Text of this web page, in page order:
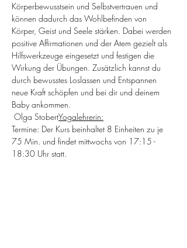
Körperbewusstsein und Selbstvertrauen und
können dadurch das Wohlbefinden von
Körper, Geist und Seele stärken. Dabei werden
positive Affirmationen und der Atem gezielt als
Hilfswerkzeuge eingesetzt und festigen die
Wirkung der Übungen. Zusätzlich kannst du
durch bewusstes Loslassen und Entspannen
neue Kraft schöpfen und bei dir und deinem
Baby ankommen.
Olga StobertYogalehrerin:
Termine: Der Kurs beinhaltet 8 Einheiten zu je
75 Min. und findet mittwochs von 17:15 -
18:30 Uhr statt.